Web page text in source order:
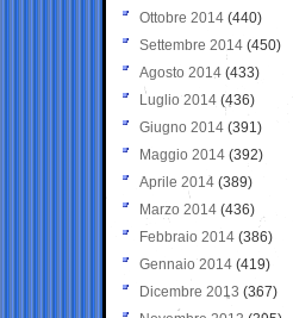
Ottobre 2014 (440)
Settembre 2014 (450)
Agosto 2014 (433)
Luglio 2014 (436)
Giugno 2014 (391)
Maggio 2014 (392)
Aprile 2014 (389)
Marzo 2014 (436)
Febbraio 2014 (386)
Gennaio 2014 (419)
Dicembre 2013 (367)